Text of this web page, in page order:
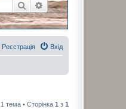
ПошукРозширений пошук
Вхід
Реєстрація
1 тема • Сторінка 1 з 1